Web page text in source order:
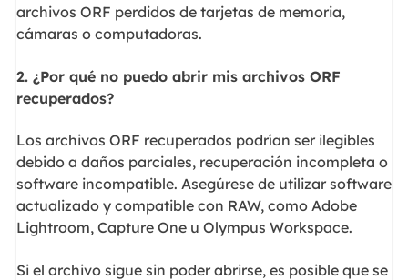
archivos ORF perdidos de tarjetas de memoria,
cámaras o computadoras.
2. ¿Por qué no puedo abrir mis archivos ORF
recuperados?
Los archivos ORF recuperados podrían ser ilegibles
debido a daños parciales, recuperación incompleta o
software incompatible. Asegúrese de utilizar software
actualizado y compatible con RAW, como Adobe
Lightroom, Capture One u Olympus Workspace.
Si el archivo sigue sin poder abrirse, es posible que se